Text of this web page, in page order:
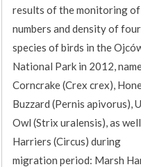
results of the monitoring
numbers and density of four
species of birds in the
National Park in 2012,
Corncrake (Crex crex),
Buzzard (Pernis apivorus),
Owl (Strix uralensis), as
Harriers (Circus) during
migration period: Marsh